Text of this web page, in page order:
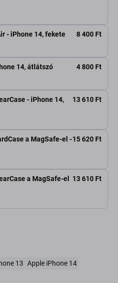
- iPhone 14, fekete 8 400 Ft
14, átlátszó 4 800 Ft
- iPhone 14,
13 610 Ft
a MagSafe-el -15 620 Ft
a MagSafe-el
13 610 Ft
13 Apple iPhone 14